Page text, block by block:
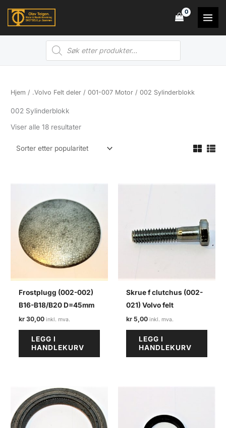
Products
search
Hjem / .Volvo Felt deler /001-007 Motor / 002 Sylinderblokk
002 Sylinderblokk
Viser alle 18 resultaterSortert
Frostplugg (002-002)
B16-B18/B20 D=45mm
kr 30,00
LEGG I
HANDLEKURV
Skrue f clutchus (002-
021) Volvo felt
kr 5,00
LEGG I
HANDLEKURV